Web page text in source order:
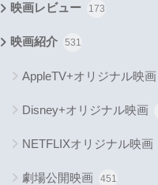
映画レビュー 173
映画紹介 531
AppleTV+オリジナル映画
Disney+オリジナル映画
NETFLIXオリジナル映画
劇場公開映画 451